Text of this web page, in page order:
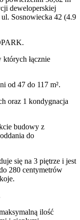
deweloperskiej
ul. Sosnowiecka 42 (4.9
których łącznie
od 47 do 117 m².
oraz 1 kondygnacja
budowy z
do
się na 3 piętrze i jest
280 centymetrów
.
ilość